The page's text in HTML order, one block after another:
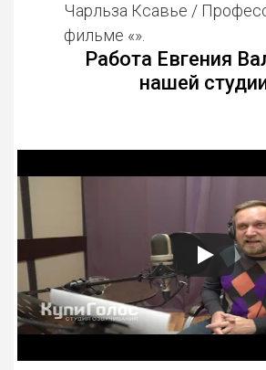
Чарльза Ксавье /
фильме «».
Работа Евгения
нашей